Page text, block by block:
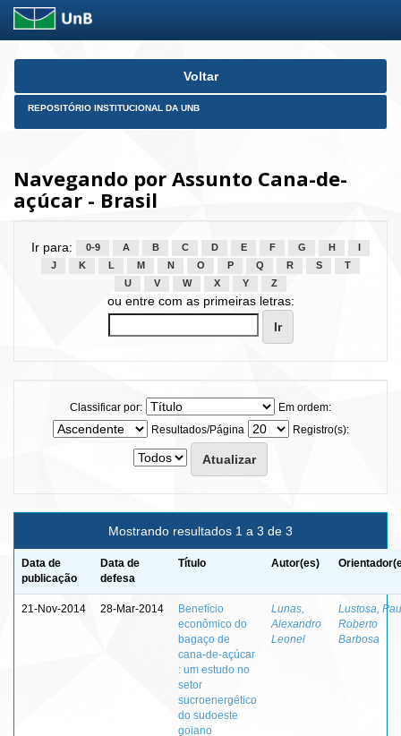
Skip
Voltar
REPOSITÓRIO INSTITUCIONAL DA UNB
Navegando por Assunto Cana-de-
açúcar - Brasil
Ir para: 0-9 A B C D E F G H
J
K L M N O P Q R S
T
U
V W X Y Z
ou entre com as primeiras letras:
Classificar por:
Em ordem:
Resultados/Página
Registro(s):
Mostrando resultados 1 a 3 de 3
Data de
publicação
Data de
defesa
Título Autor(es)
21-Nov-2014 28-Mar-2014
Benefício
econômico do
bagaço de
cana-de-açúcar
: um estudo no
setor
sucroenergético
do sudoeste
goiano
Lunas,
Alexandro
Leonel
Lustosa,
Roberto
Barbosa